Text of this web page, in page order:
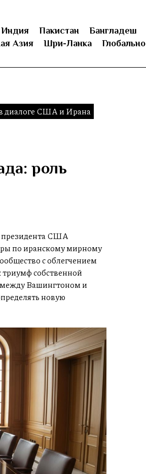
Индия Пакистан Бангладеш
Азия Шри-Ланка Глобально
диалоге США и Ирана
роль
президента США
по иранскому мирному
с облегчением
триумф собственной
Вашингтоном и
новую